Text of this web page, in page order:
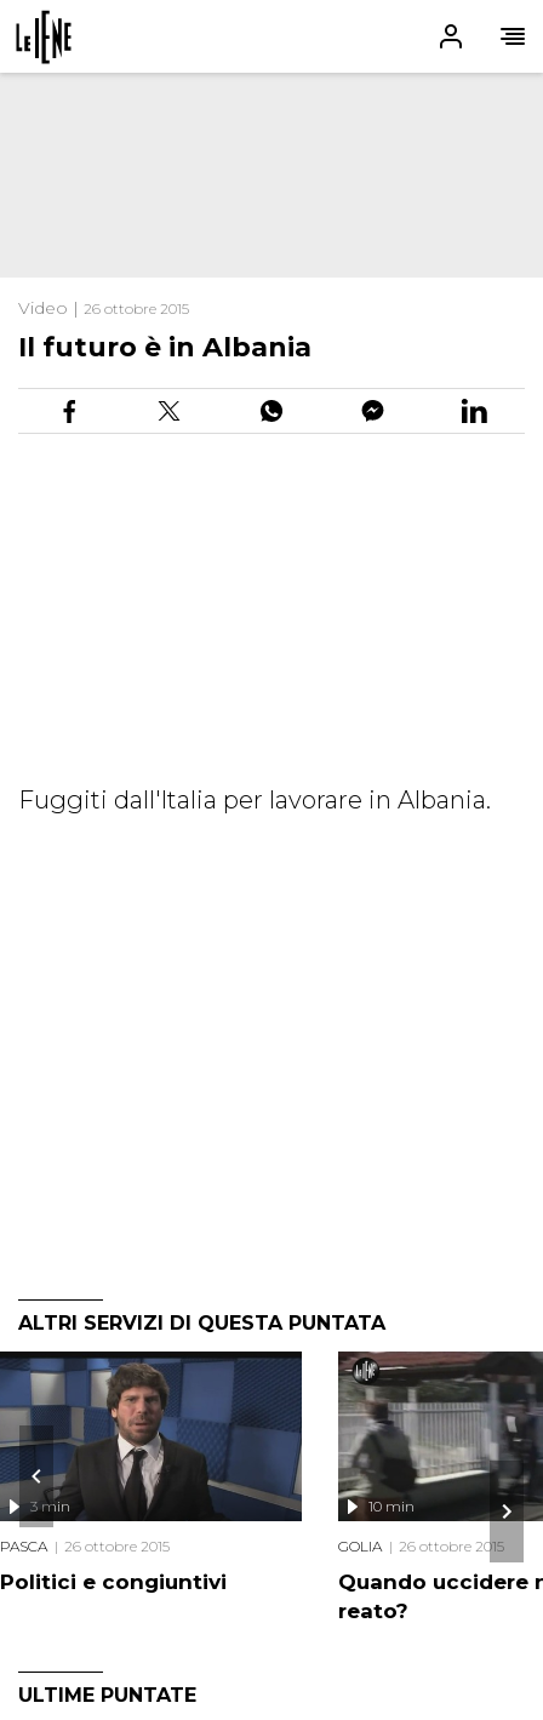
Video | 26 ottobre 2015
Il futuro è in Albania
Fuggiti dall'Italia per lavorare in Albania.
ALTRI SERVIZI DI QUESTA PUNTATA
Politici e congiuntivi
3 min
PASCA 26 ottobre 2015
Quando uccidere
reato?
10 min
GOLIA 26 ottobre 2015
ULTIME PUNTATE